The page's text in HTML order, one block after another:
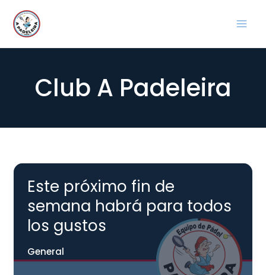
contenido
Club A Padeleira
Este próximo fin de
semana habrá para todos
los gustos
General